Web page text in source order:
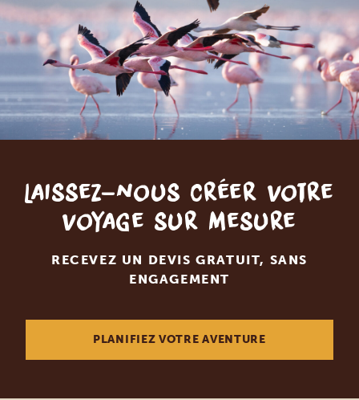
Laissez-nous créer votre
voyage sur mesure
RECEVEZ UN DEVIS GRATUIT, SANS
ENGAGEMENT
PLANIFIEZ VOTRE AVENTURE